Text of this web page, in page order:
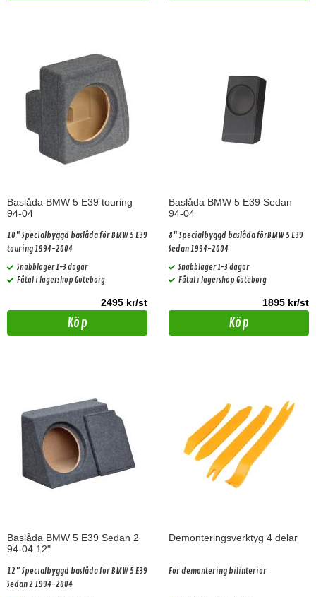
Baslåda BMW 5 E39 touring
94-04
10" Specialbyggd baslåda för BMW 5 E39
touring 1994-2004
Snabblager 1-3 dagar
Fåtal i lagershop Göteborg
2495 kr/st
Köp
Baslåda BMW 5 E39 Sedan
94-04
8" Specialbyggd baslåda förBMW 5 E39
Sedan 1994-2004
Snabblager 1-3 dagar
Fåtal i lagershop Göteborg
1895 kr/st
Köp
Baslåda BMW 5 E39 Sedan 2
94-04 12"
12" Specialbyggd baslåda för BMW 5 E39
Sedan 2 1994-2004
Demonteringsverktyg 4 delar
För demontering bilinteriör